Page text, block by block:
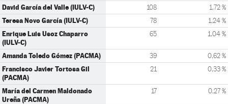
David García del Valle (IULV-C) 108 1,72 %
Teresa Novo García (IULV-C) 78 1,24 %
Enrique Luis Usoz Chaparro
(IULV-C)
65 1,04 %
Amanda Toledo Gómez (PACMA) 39 0,62 %
Francisco Javier Tortosa Gil
(PACMA)
21 0,33 %
María del Carmen Maldonado
Ureña (PACMA)
17 0,27 %